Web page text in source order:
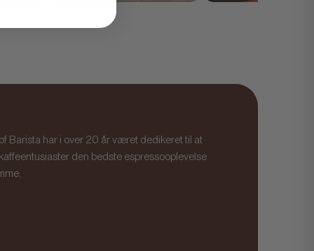
Barista har i over 20 år været dedikeret til at
den bedste espressooplevelse